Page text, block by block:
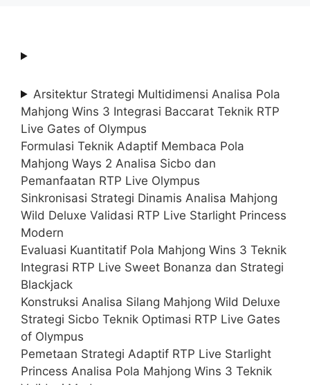
Arsitektur Strategi Multidimensi Analisa Pola
Mahjong Wins 3 Integrasi Baccarat Teknik RTP
Live Gates of Olympus
Formulasi Teknik Adaptif Membaca Pola
Mahjong Ways 2 Analisa Sicbo dan
Pemanfaatan RTP Live Olympus
Sinkronisasi Strategi Dinamis Analisa Mahjong
Wild Deluxe Validasi RTP Live Starlight Princess
Modern
Evaluasi Kuantitatif Pola Mahjong Wins 3 Teknik
Integrasi RTP Live Sweet Bonanza dan Strategi
Blackjack
Konstruksi Analisa Silang Mahjong Wild Deluxe
Strategi Sicbo Teknik Optimasi RTP Live Gates
of Olympus
Pemetaan Strategi Adaptif RTP Live Starlight
Princess Analisa Pola Mahjong Wins 3 Teknik